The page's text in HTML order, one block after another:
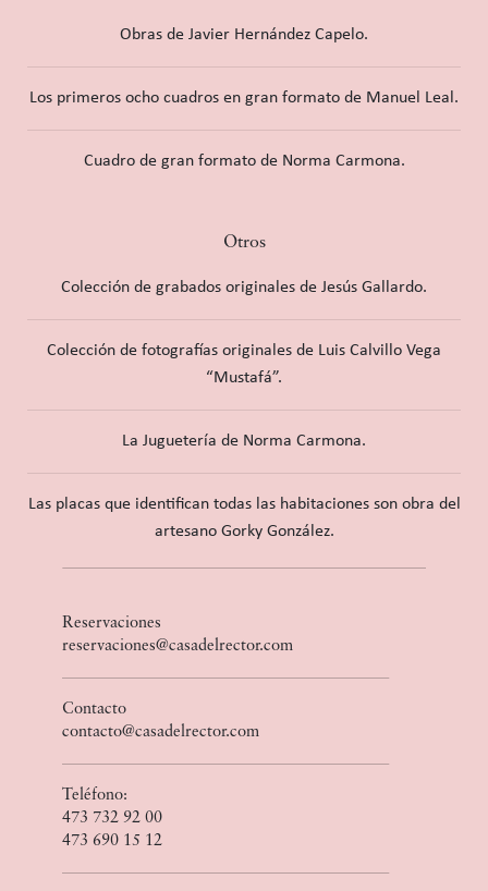
Obras de Javier Hernández Capelo.
Los primeros ocho cuadros en gran formato de Manuel Leal.
Cuadro de gran formato de Norma Carmona.
Otros
Colección de grabados originales de Jesús Gallardo.
Colección de fotografías originales de Luis Calvillo Vega
“Mustafá”.
La Juguetería de Norma Carmona.
Las placas que identifican todas las habitaciones son obra del
artesano Gorky González.
Reservaciones
reservaciones@casadelrector.com
Contacto
contacto@casadelrector.com
Teléfono:
473 732 92 00
473 690 15 12